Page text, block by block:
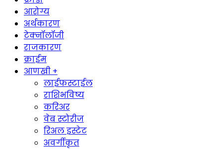
आरोग्य
अर्थकारण
टेक्नॉलॉजी
राजकारण
क्राईम
आणखी +
लाईफस्टाईल
राशिभविष्य
करिअर
वेब स्टोरीज
रिअल इस्टेट
अवर्गीकृत